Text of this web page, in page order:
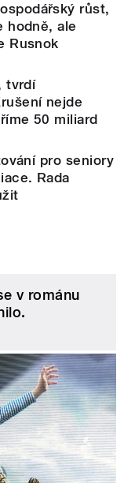
růst,
hodně, ale
Rusnok
tvrdí
nejde
50 miliard
pro seniory
Rada
v románu